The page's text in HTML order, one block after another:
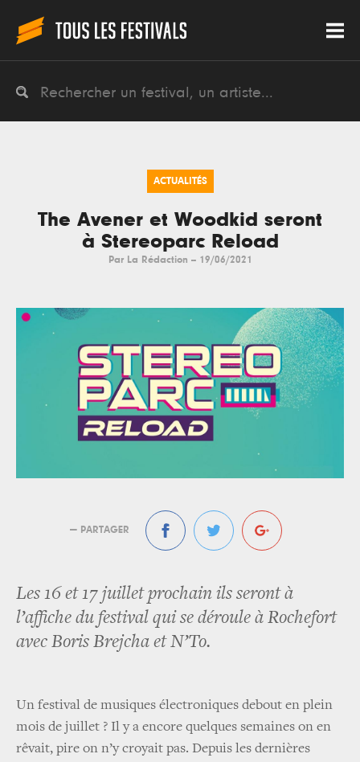
ACTUALITÉS
The Avener et Woodkid seront
à Stereoparc Reload
Par La Rédaction -- 19/06/2021
— PARTAGER
Les 16 et 17 juillet prochain ils seront à
l’affiche du festival qui se déroule à Rochefort
avec Boris Brejcha et N’To.
Un festival de musiques électroniques debout en plein
mois de juillet ? Il y a encore quelques semaines on en
rêvait, pire on n’y croyait pas. Depuis les dernières